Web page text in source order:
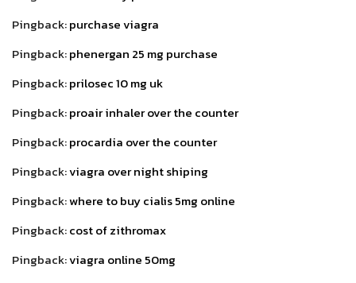
Pingback:purchase viagra
Pingback:phenergan 25 mg purchase
Pingback:prilosec 10 mg uk
Pingback:proair inhaler over the counter
Pingback:procardia over the counter
Pingback:viagra over night shiping
Pingback:where to buy cialis 5mg online
Pingback:cost of zithromax
Pingback:viagra online 50mg